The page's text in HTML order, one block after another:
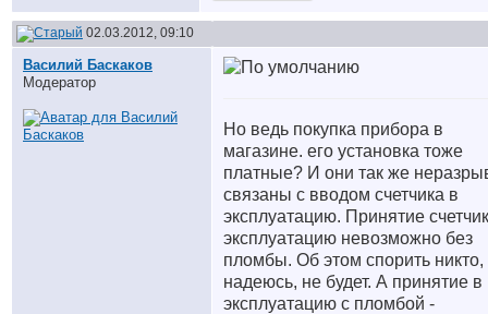
02.03.2012, 09:10
Василий Баскаков
Модератор
Но ведь покупка прибора в
магазине. его установка тоже
платные? И они так же
связаны с вводом счетчика в
эксплуатацию. Принятие
эксплуатацию невозможно без
пломбы. Об этом спорить никто,
надеюсь, не будет. А принятие в
эксплуатацию с пломбой -